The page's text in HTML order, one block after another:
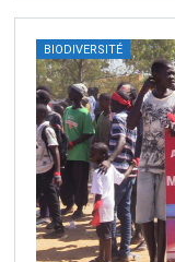
BIODIVERSITÉ